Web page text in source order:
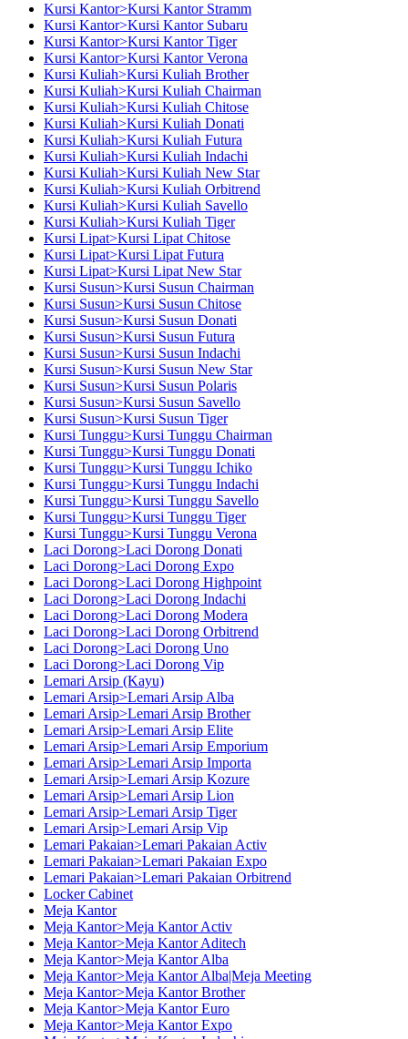
Kursi Kantor>Kursi Kantor Stramm
Kursi Kantor>Kursi Kantor Subaru
Kursi Kantor>Kursi Kantor Tiger
Kursi Kantor>Kursi Kantor Verona
Kursi Kuliah>Kursi Kuliah Brother
Kursi Kuliah>Kursi Kuliah Chairman
Kursi Kuliah>Kursi Kuliah Chitose
Kursi Kuliah>Kursi Kuliah Donati
Kursi Kuliah>Kursi Kuliah Futura
Kursi Kuliah>Kursi Kuliah Indachi
Kursi Kuliah>Kursi Kuliah New Star
Kursi Kuliah>Kursi Kuliah Orbitrend
Kursi Kuliah>Kursi Kuliah Savello
Kursi Kuliah>Kursi Kuliah Tiger
Kursi Lipat>Kursi Lipat Chitose
Kursi Lipat>Kursi Lipat Futura
Kursi Lipat>Kursi Lipat New Star
Kursi Susun>Kursi Susun Chairman
Kursi Susun>Kursi Susun Chitose
Kursi Susun>Kursi Susun Donati
Kursi Susun>Kursi Susun Futura
Kursi Susun>Kursi Susun Indachi
Kursi Susun>Kursi Susun New Star
Kursi Susun>Kursi Susun Polaris
Kursi Susun>Kursi Susun Savello
Kursi Susun>Kursi Susun Tiger
Kursi Tunggu>Kursi Tunggu Chairman
Kursi Tunggu>Kursi Tunggu Donati
Kursi Tunggu>Kursi Tunggu Ichiko
Kursi Tunggu>Kursi Tunggu Indachi
Kursi Tunggu>Kursi Tunggu Savello
Kursi Tunggu>Kursi Tunggu Tiger
Kursi Tunggu>Kursi Tunggu Verona
Laci Dorong>Laci Dorong Donati
Laci Dorong>Laci Dorong Expo
Laci Dorong>Laci Dorong Highpoint
Laci Dorong>Laci Dorong Indachi
Laci Dorong>Laci Dorong Modera
Laci Dorong>Laci Dorong Orbitrend
Laci Dorong>Laci Dorong Uno
Laci Dorong>Laci Dorong Vip
Lemari Arsip (Kayu)
Lemari Arsip>Lemari Arsip Alba
Lemari Arsip>Lemari Arsip Brother
Lemari Arsip>Lemari Arsip Elite
Lemari Arsip>Lemari Arsip Emporium
Lemari Arsip>Lemari Arsip Importa
Lemari Arsip>Lemari Arsip Kozure
Lemari Arsip>Lemari Arsip Lion
Lemari Arsip>Lemari Arsip Tiger
Lemari Arsip>Lemari Arsip Vip
Lemari Pakaian>Lemari Pakaian Activ
Lemari Pakaian>Lemari Pakaian Expo
Lemari Pakaian>Lemari Pakaian Orbitrend
Locker Cabinet
Meja Kantor
Meja Kantor>Meja Kantor Activ
Meja Kantor>Meja Kantor Aditech
Meja Kantor>Meja Kantor Alba
Meja Kantor>Meja Kantor Alba|Meja Meeting
Meja Kantor>Meja Kantor Brother
Meja Kantor>Meja Kantor Euro
Meja Kantor>Meja Kantor Expo